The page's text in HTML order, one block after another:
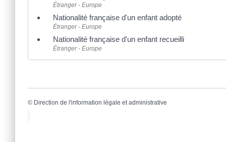
Étranger - Europe
Nationalité française d'un enfant adopté
Étranger - Europe
Nationalité française d'un enfant recueilli
Étranger - Europe
© Direction de l'information légale et administrative